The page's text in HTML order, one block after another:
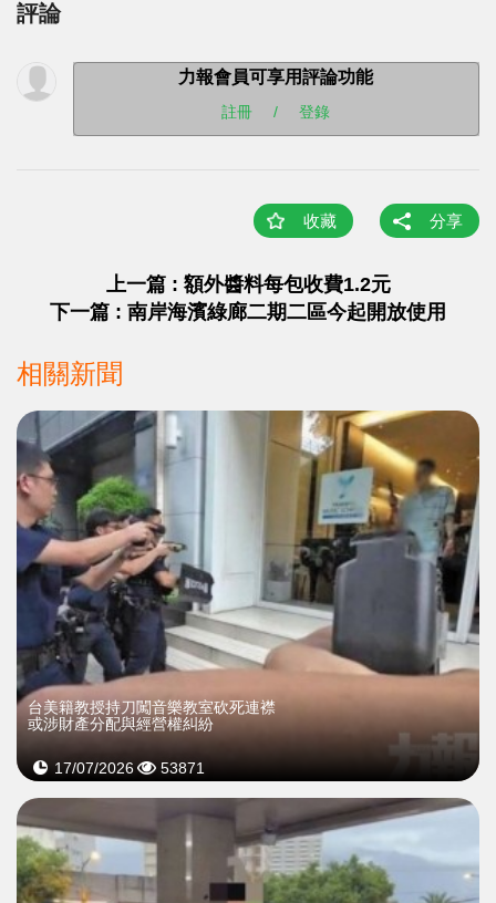
評論
力報會員可享用評論功能
註冊 / 登錄
收藏 分享
上一篇 : 額外醬料每包收費1.2元
下一篇 : 南岸海濱綠廊二期二區今起開放使用
相關新聞
台美籍教授持刀闖音樂教室砍死連襟
或涉財產分配與經營權糾紛
17/07/2026 53871